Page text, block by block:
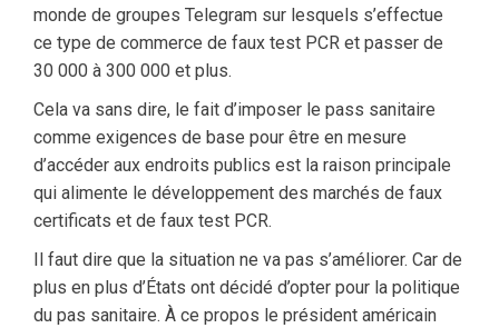
monde de groupes Telegram sur lesquels s’effectue
ce type de commerce de faux test PCR et passer de
30 000 à 300 000 et plus.
Cela va sans dire, le fait d’imposer le pass sanitaire
comme exigences de base pour être en mesure
d’accéder aux endroits publics est la raison principale
qui alimente le développement des marchés de faux
certificats et de faux test PCR.
Il faut dire que la situation ne va pas s’améliorer. Car de
plus en plus d’États ont décidé d’opter pour la politique
du pas sanitaire. À ce propos le président américain